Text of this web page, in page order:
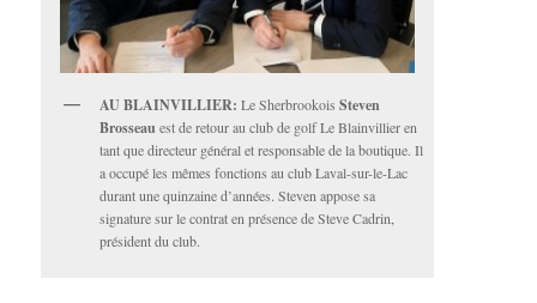
AU BLAINVILLIER: Le SherbrookoisSteven
Brosseauest de retour au club de golf Le Blainvillier en
tant que directeur général et responsable de la boutique. Il
a occupé les mêmes fonctions au club Laval-sur-le-Lac
durant une quinzaine d’années. Steven appose sa
signature sur le contrat en présence de Steve Cadrin,
président du club.